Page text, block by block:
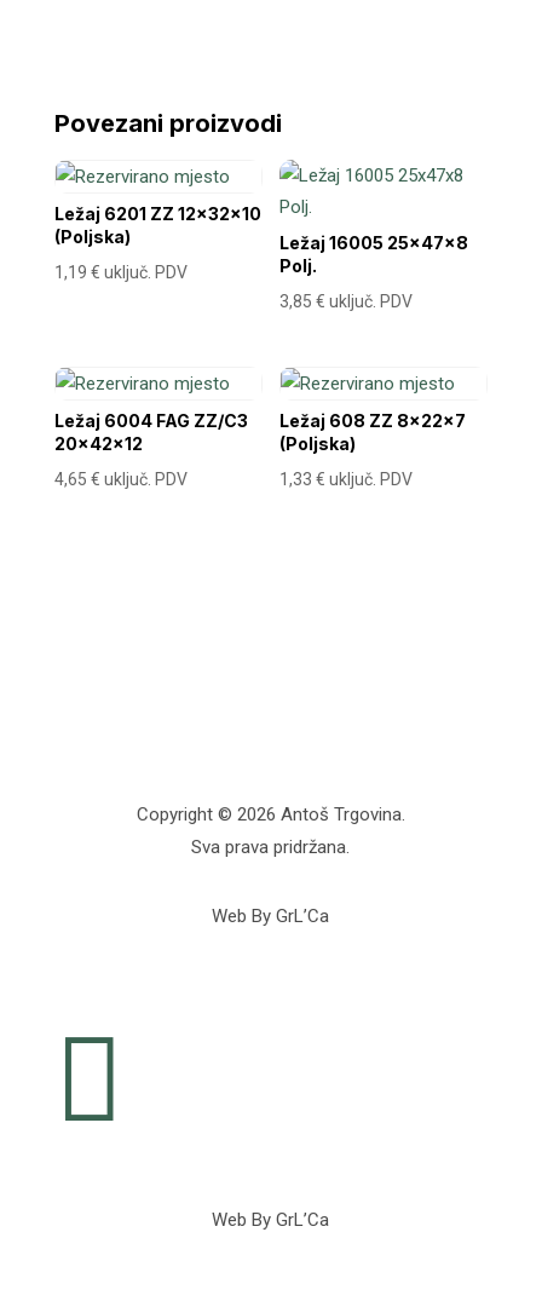
Povezani proizvodi
Ležaj 6201 ZZ 12x32x10
(Poljska)
1,19 € uključ. PDV
Ležaj 16005 25x47x8
Polj.
3,85€ uključ. PDV
Ležaj 6004 FAG ZZ/C3
20x42x12
4,65 € uključ. PDV
Ležaj 608 ZZ 8x22x7
(Poljska)
1,33€ uključ. PDV
Copyright © 2026 Antoš Trgovina.
Sva prava pridržana.
Web By GrL’Ca

Web By GrL’Ca